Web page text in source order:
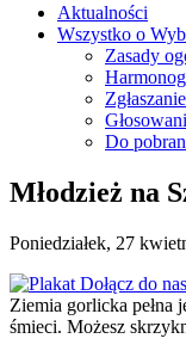
Aktualności
Wszystko o
Zasady
Do
Młodzież na
Poniedziałek, 27
Ziemia gorlicka pełna
śmieci. Możesz